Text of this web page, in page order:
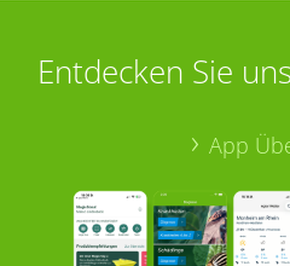
Entdecken Sie
App